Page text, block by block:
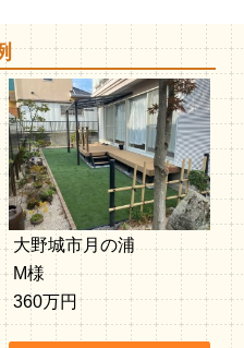
大野城市月の浦
M様
360万円